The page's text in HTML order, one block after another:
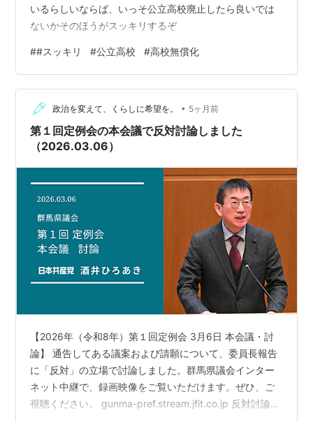
いるらしいならば、いっそ公立高校廃止したら良いでは
ないかそのほうがスッキリするぞ
##スッキリ #公立高校 #高校無償化
政治を変えて、くらしに希望を。 • 5ヶ月前
第１回定例会の本会議で反対討論しました
（2026.03.06）
【2026年（令和8年）第１回定例会 3月6日 本会議・討
論】 通告してある議案および請願について、委員長報告
に「反対」の立場で討論しました。群馬県議会インター
ネット中継で、録画映像をご覧いただけます。ぜひ、ご
視聴ください。 gunma-pref.stream.jfit.co.jp 反対討論